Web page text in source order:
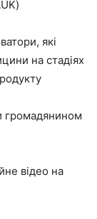
які
на стадіях
громадянином
відео на